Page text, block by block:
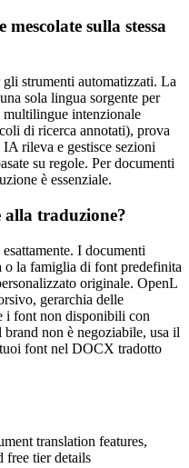
sulla stessa
strumenti automatizzati. La
sola lingua sorgente per
multilingue intenzionale
di ricerca annotati), prova
rileva e gestisce sezioni
su regole. Per documenti
è essenziale.
alla traduzione?
I documenti
o la famiglia di font predefinita
originale. OpenL
gerarchia delle
i font non disponibili con
non è negoziabile, usa il
font nel DOCX tradotto
translation features,
free tier details